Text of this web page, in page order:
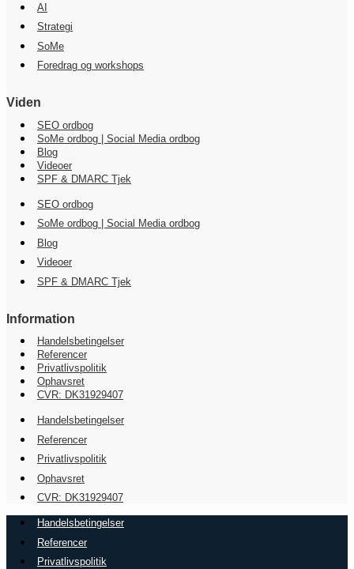
AI
Strategi
SoMe
Foredrag og workshops
Viden
SEO ordbog
SoMe ordbog | Social Media ordbog
Blog
Videoer
SPF & DMARC Tjek
SEO ordbog
SoMe ordbog | Social Media ordbog
Blog
Videoer
SPF & DMARC Tjek
Information
Handelsbetingelser
Referencer
Privatlivspolitik
Ophavsret
CVR: DK31929407
Handelsbetingelser
Referencer
Privatlivspolitik
Ophavsret
CVR: DK31929407
Handelsbetingelser
Referencer
Privatlivspolitik